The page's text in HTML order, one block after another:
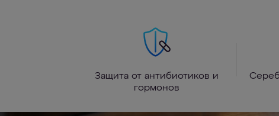
Защита от антибиотиков и
гормонов